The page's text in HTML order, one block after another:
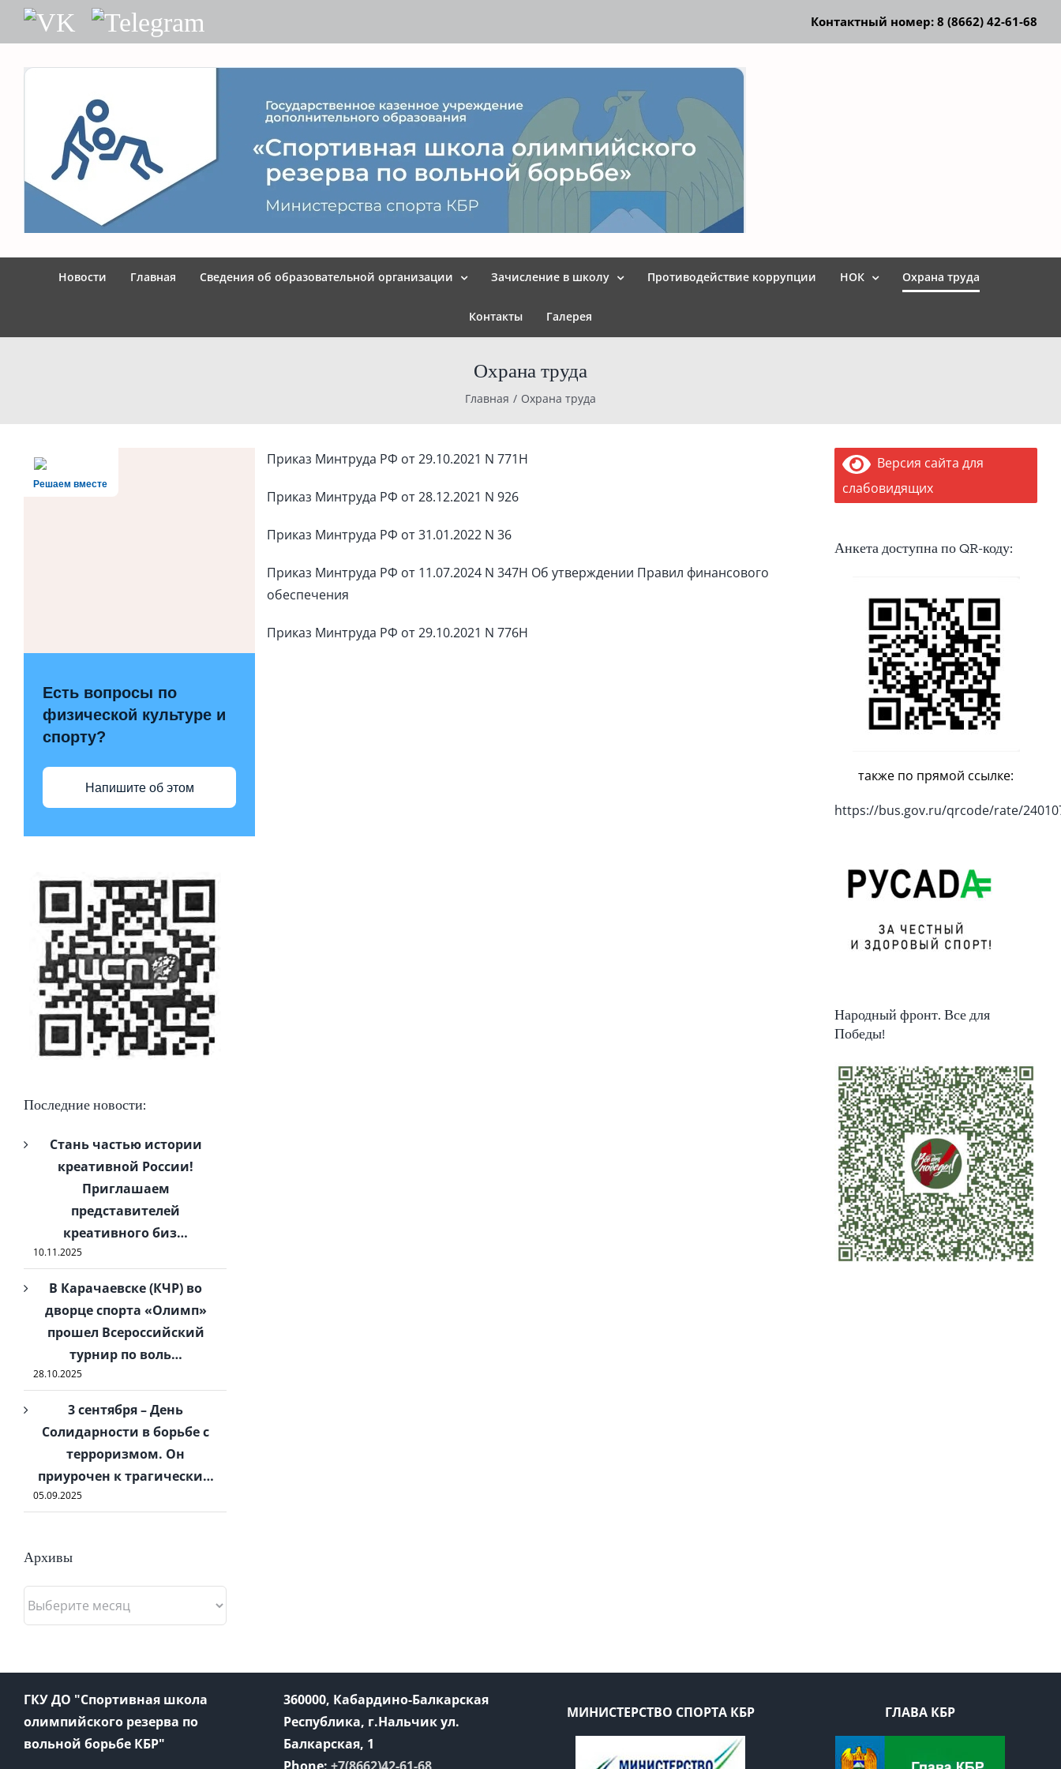
VK Telegram Контактный номер: 8 (8662) 42-61-68
Новости Главная Сведения об образовательной организации Зачисление в школу Противодействие коррупции НОК Охрана труда
Контакты Галерея
Охрана труда
Главная / Охрана труда
Приказ Минтруда РФ от 29.10.2021 N 771Н
Приказ Минтруда РФ от 28.12.2021 N 926
Приказ Минтруда РФ от 31.01.2022 N 36
Приказ Минтруда РФ от 11.07.2024 N 347Н Об утверждении Правил финансового
обеспечения
Приказ Минтруда РФ от 29.10.2021 N 776Н
Решаем вместе
Есть вопросы по
физической культуре и
спорту?
Напишите об этом
Последние новости:
Стань частью истории
креативной России!
Приглашаем
представителей
креативного биз…
10.11.2025
В Карачаевске (КЧР) во
дворце спорта «Олимп»
прошел Всероссийский
турнир по воль…
28.10.2025
3 сентября – День
Солидарности в борьбе с
терроризмом. Он
приурочен к трагически…
05.09.2025
Архивы
Архивы
Версия сайта для
слабовидящих
Анкета доступна по QR-коду:
также по прямой ссылке:
https://bus.gov.ru/qrcode/rate/
Народный фронт. Все для
Победы!
ГКУ ДО "Спортивная школа
олимпийского резерва по
вольной борьбе КБР"
360000, Кабардино-Балкарская
Республика, г.Нальчик ул.
Балкарская, 1
МИНИСТЕРСТВО СПОРТА КБР ГЛАВА КБР